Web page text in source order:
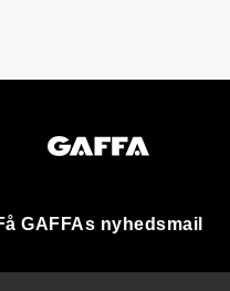
GAFFAs nyhedsmail